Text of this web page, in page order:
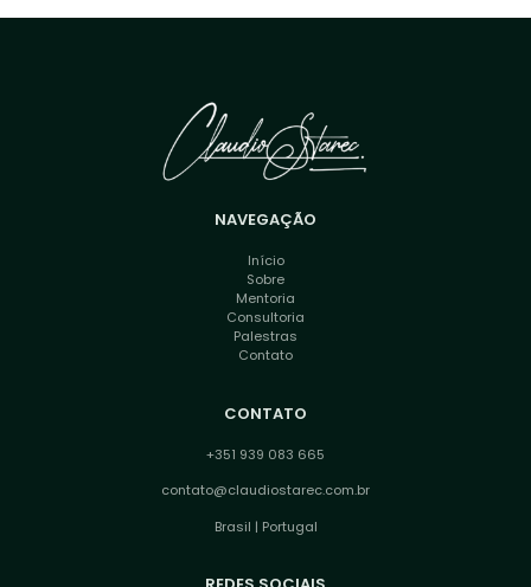
NAVEGAÇÃO
Início
Sobre
Mentoria
Consultoria
Palestras
Contato
CONTATO
+351 939 083 665
contato@claudiostarec.com.br
Brasil | Portugal